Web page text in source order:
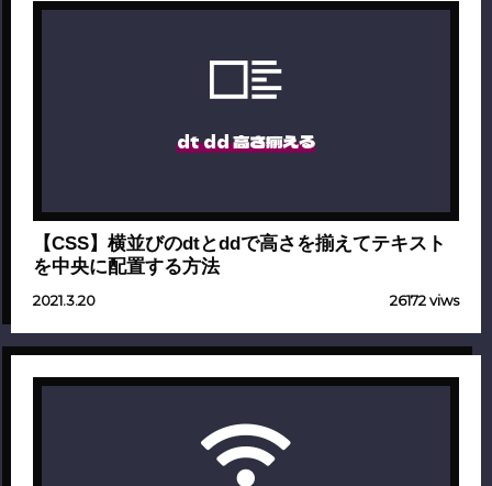
dt dd 高さ揃える
【CSS】横並びのdtとddで高さを揃えてテキスト
を中央に配置する方法
2021.3.20 26172 viws